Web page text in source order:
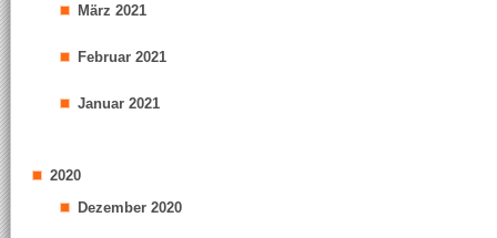
März 2021
Februar 2021
Januar 2021
2020
Dezember 2020